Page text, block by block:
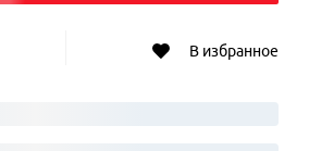
В избранное